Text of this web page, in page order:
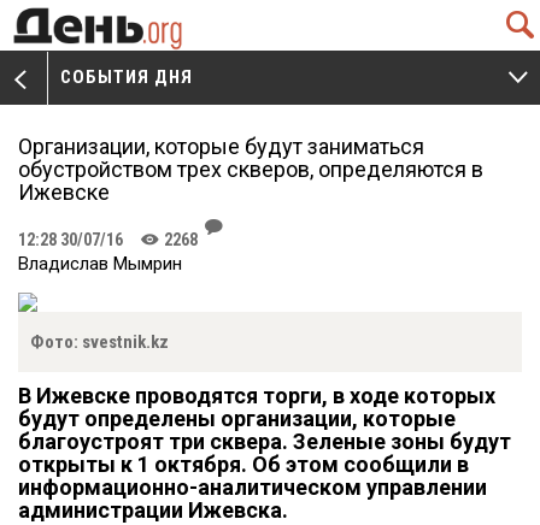
Q
V
СОБЫТИЯ ДНЯ
W
Организации, которые будут заниматься
обустройством трех скверов, определяются в
Ижевске
12:28 30/07/16 K 2268
J
Владислав Мымрин
Фото: svestnik.kz
В Ижевске проводятся торги, в ходе которых
будут определены организации, которые
благоустроят три сквера. Зеленые зоны будут
открыты к 1 октября. Об этом сообщили в
информационно-аналитическом управлении
администрации Ижевска.